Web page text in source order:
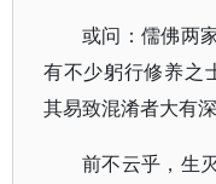
或问：儒佛两
有不少躬行修养之
其易致混淆者大有
前不云乎，生